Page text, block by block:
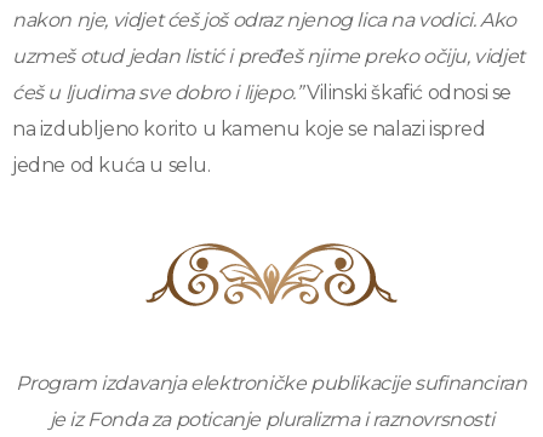
nakon nje, vidjet ćeš još odraz njenog lica na vodici. Ako
uzmeš otud jedan listić i pređeš njime preko očiju, vidjet
ćeš u ljudima sve dobro i lijepo.”Vilinski škafić odnosi se
na izdubljeno korito u kamenu koje se nalazi ispred
jedne od kuća u selu.
Program izdavanja elektroničke publikacije sufinanciran
je iz Fonda za poticanje pluralizma i raznovrsnosti